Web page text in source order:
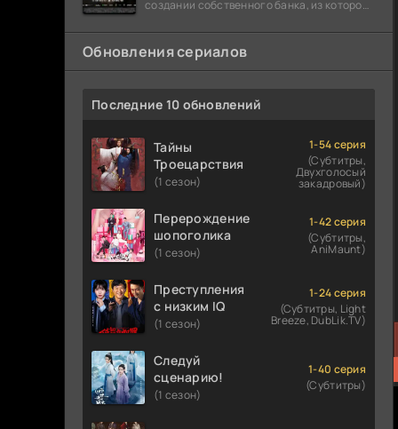
создании собственного банка, из которого
долларов. Однако,
Обновления сериалов
Последние 10 обновлений
Тайны
Троецарствия
(1 сезон)
1-54 серия
(Субтитры,
Двухголосый
закадровый)
Перерождение
шопоголика
(1 сезон)
1-42 серия
(Субтитры,
AniMaunt)
Преступления
с низким IQ
(1 сезон)
1-24 серия
(Субтитры, Light
Breeze, DubLik.TV)
Следуй
сценарию!
(1 сезон)
1-40 серия
(Субтитры)